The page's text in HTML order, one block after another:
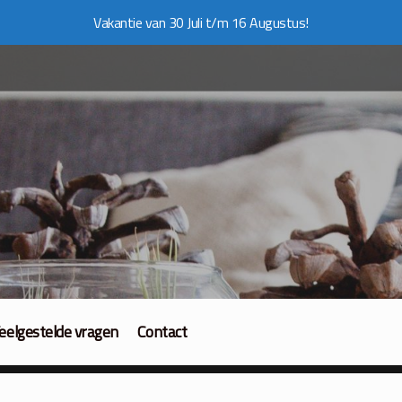
Vakantie van 30 Juli t/m 16 Augustus!
vragen Contact